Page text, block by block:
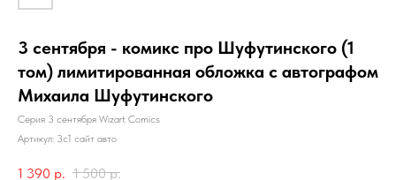
3 сентября - комикс про Шуфутинского (1
том) лимитированная обложка с автографом
Михаила Шуфутинского
Серия 3 сентября Wizart Comics
Артикул: 3с1 сайт авто
1 390 р. 1 500 р.